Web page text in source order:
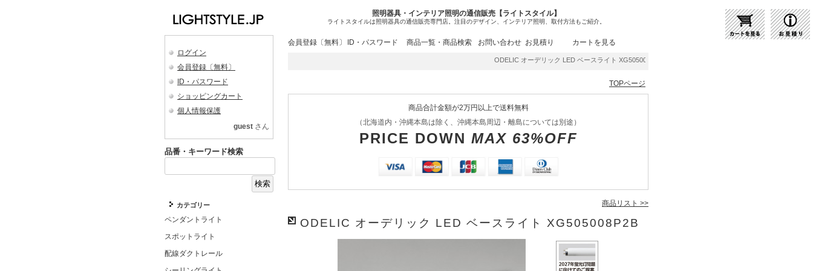
照明器具・インテリア照明の通信販売【ライトスタイル】
ライトスタイルは照明器具の通信販売専門店。注目のデザイン、インテリア照明、取付方法もご紹介。
ログイン
会員登録〔無料〕
ID・パスワード
ショッピングカート
個人情報保護
guest さん
品番・キーワード検索
カテゴリー
ペンダントライト
スポットライト
配線ダクトレール
会員登録〔無料〕 ID・パスワード 商品一覧・商品検索 お問い合わせ お見積り カートを見る
ODELIC オーデリック LED ベースライト XG505008P2B | 商品紹介 | 照明器具の通販・インテリア照明の通信
TOPページ
商品合計金額が2万円以上で送料無料
（北海道内・沖縄本島は除く、沖縄本島周辺・離島については別途）
PRICE DOWN MAX 63%OFF
商品リスト >>
ODELIC オーデリック LED ベースライト XG505008P2B